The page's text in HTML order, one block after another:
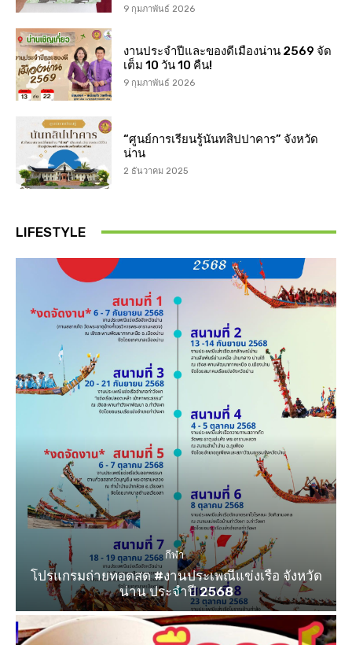
9 กุมภาพันธ์ 2026
งานประจำปีและของดีเมืองน่าน 2569 จัด
เต็ม 10 วัน 10 คืน!
9 กุมภาพันธ์ 2026
“ศูนย์การเรียนรู้นันทสิปปาคาร” จังหวัด
น่าน
2 ธันวาคม 2025
LIFESTYLE
กีฬา
โปรแกรมถ่ายทอดสด #งานประเพณีแข่งเรือ จังหวัด
น่าน ประจำปี 2568